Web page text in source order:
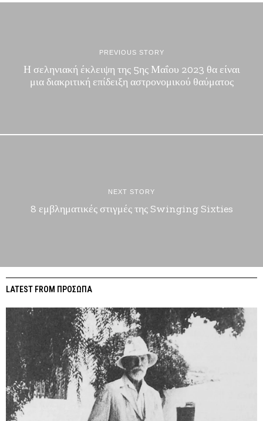
PREVIOUS STORY
Η σεληνιακή έκλειψη της 5ης Μαΐου 2023 θα είναι
μια διακριτική επίδειξη αστρονομικού θαύματος
NEXT STORY
8 εμβληματικές στιγμές της Swinging Sixties
LATEST FROM ΠΡΟΣΩΠΑ